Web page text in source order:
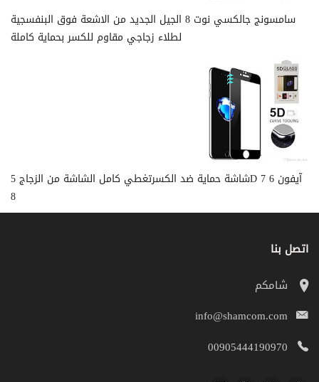
سامسونج جالكسي نوت 8 الجيل الجديد من الاشعة فوق البنفسجية
لطلاء زجاجي مقاوم للكسر بحماية كاملة
شاشة حماية ضد الكسرتغطي كامل الشاشة من الزجاج 5D آيفون 6 7
8
اتصل بنا
شامكم
info@shamcom.com
00905444190970